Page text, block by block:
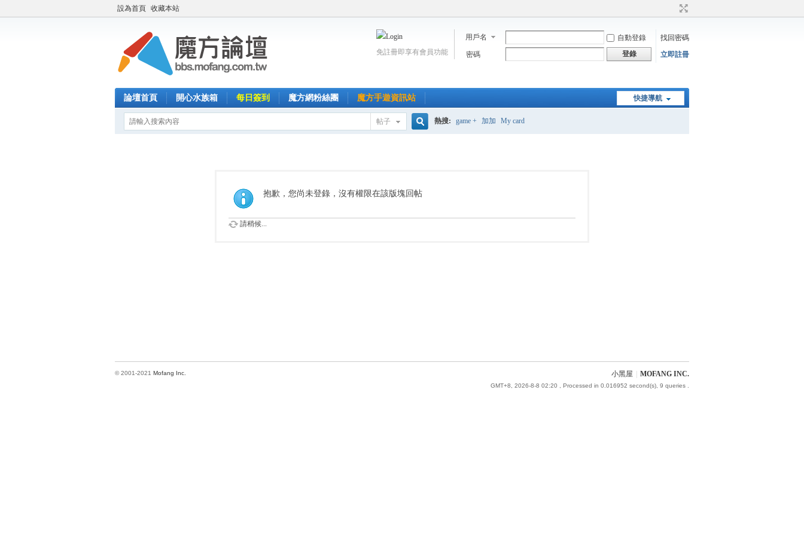
設為首頁 收藏本站
用戶名 自動登錄
找回密碼
密碼
登錄 立即註冊
免註冊即享有會員功能
快捷導航
論壇首頁 開心水族箱 每日簽到 魔方網粉絲團 魔方手遊資訊站
帖子
索
熱搜: game + 加加 My card
抱歉，您尚未登錄，沒有權限在該版塊回帖
請稍候...
小黑屋 MOFANG INC.
GMT+8, 2026-8-8 02:20 , Processed in 0.016952 second(s), 9 queries .
© 2001-2021 Mofang Inc.